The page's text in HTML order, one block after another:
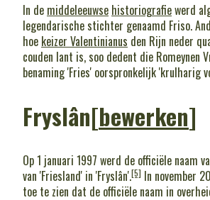
In de middeleeuwse historiografiewerd
legendarische stichter genaamd Friso.
hoe keizer Valentinianus den Rijn neder
couden lant is, soo dedent die Romeynen
benaming 'Fries' oorspronkelijk 'krulharig
Fryslân[bewerken]
Op 1 januari 1997 werd de officiële naam
van 'Friesland' in 'Fryslân'.[5] In november
toe te zien dat de officiële naam in